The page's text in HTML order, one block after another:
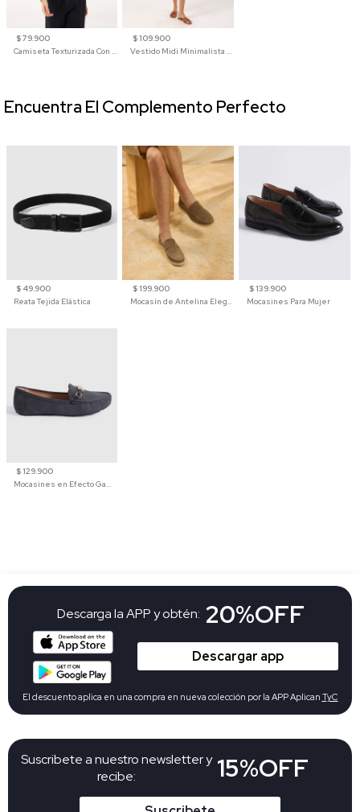
$ 79.900
Camiseta Texturizada Con Cuello En V Para Mujer
$ 109.900
Vestido Midi Minimalista De Silueta Amplia
$ 49.900
Reata Tejida Elástica
$ 199.900
Mocasín de Antelina Elegante con Suela de Contraste Para Hombre
$ 139.900
Mocasines Para Mujer
$ 129.900
Mocasines en Efecto Gamuzado Para Mujer
Encuentra El Complemento Perfecto
Suscribete a nuestro newsletter y
recibe:
15%OFF
Descarga la APP y obtén: 20%OFF
Descargar app
El descuento aplica en una compra en nueva colección por la APP Aplican TyC